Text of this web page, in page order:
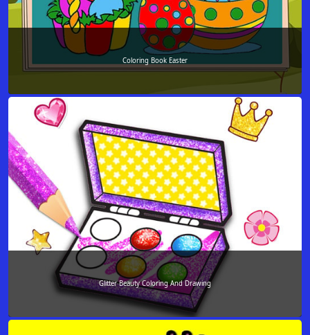
Coloring Book Easter
Glitter Beauty Coloring And Drawing